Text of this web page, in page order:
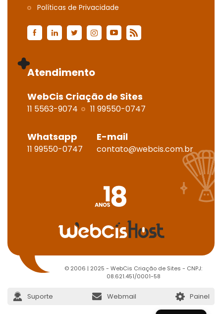
Polí­ticas de Privacidade
Atendimento
WebCis Criação de Sites
11 5563-9074 11 99550-0747
Whatsapp
11 99550-0747
E-mail
contato@webcis.com.br
© 2006 | 2025 - WebCis Criação de Sites - CNPJ:
08.621.451/0001-58
Suporte Webmail Painel